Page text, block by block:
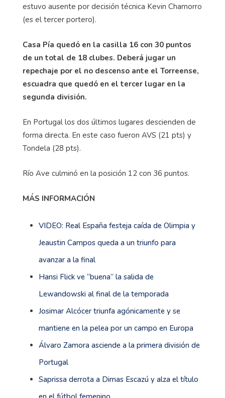
estuvo ausente por decisión técnica Kevin Chamorro
(es el tercer portero).
Casa Pía quedó en la casilla 16 con 30 puntos
de un total de 18 clubes. Deberá jugar un
repechaje por el no descenso ante el Torreense,
escuadra que quedó en el tercer lugar en la
segunda división.
En Portugal los dos últimos lugares descienden de
forma directa. En este caso fueron AVS (21 pts) y
Tondela (28 pts).
Río Ave culminó en la posición 12 con 36 puntos.
MÁS INFORMACIÓN
VIDEO: Real España festeja caída de Olimpia y
Jeaustin Campos queda a un triunfo para
avanzar a la final
Hansi Flick ve “buena” la salida de
Lewandowski al final de la temporada
Josimar Alcócer triunfa agónicamente y se
mantiene en la pelea por un campo en Europa
Álvaro Zamora asciende a la primera división de
Portugal
Saprissa derrota a Dimas Escazú y alza el título